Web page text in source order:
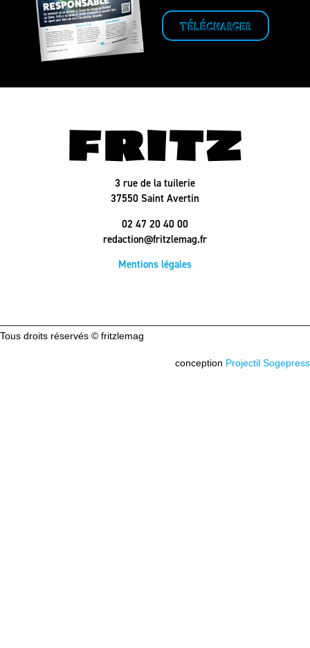
TÉLÉCHARGER
3 rue de la tuilerie
37550 Saint Avertin
02 47 20 40 00
redaction@fritzlemag.fr
Mentions légales
Tous droits réservés © fritzlemag
conception Projectil Sogepress